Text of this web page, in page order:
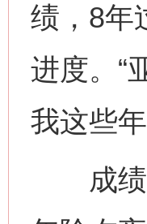
绩，8年
进度。“
我这些
成绩